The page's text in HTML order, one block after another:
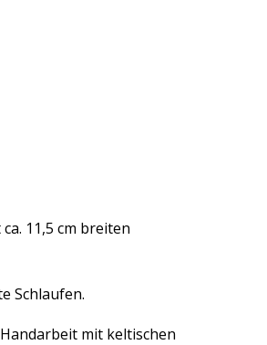
11,5 cm breiten
Schlaufen.
mit keltischen